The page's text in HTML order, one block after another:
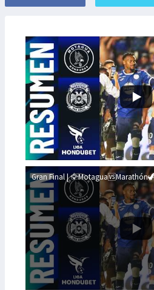
Gran Final |